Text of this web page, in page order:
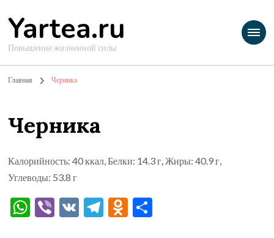
Yartea.ru
Повышение жизненной силы
Главная Черника
Черника
Калорийность: 40 ккал, Белки: 14.3 г, Жиры: 40.9 г,
Углеводы: 53.8 г
WhatsApp
Viber
VK Telegram
Odnoklassniki